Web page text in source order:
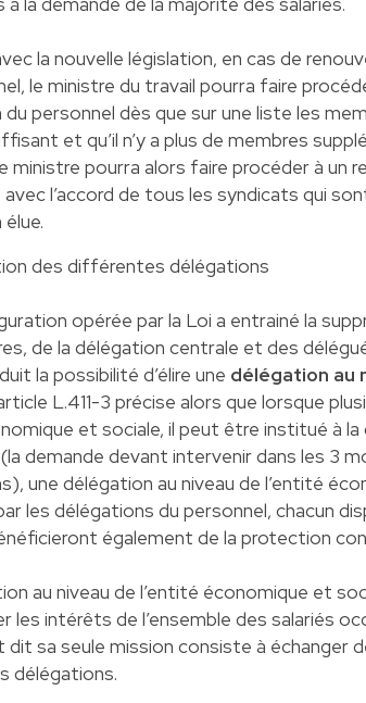
la nouvelle législation, en cas de
le ministre du travail pourra faire
personnel dès que sur une liste les
et qu’il n’y a plus de membres
ministre pourra alors faire procéder à un
l’accord de tous les syndicats qui
des différentes délégations
opérée par la Loi a entrainé la
de la délégation centrale et des
la possibilité d’élire une délégation au
L.411-3 précise alors que lorsque
et sociale, il peut être institué à la
demande devant intervenir dans les 3
une délégation au niveau de l’entité
les délégations du personnel, chacun
également de la protection
au niveau de l’entité économique et
les intérêts de l’ensemble des salariés
sa seule mission consiste à échanger
délégations.